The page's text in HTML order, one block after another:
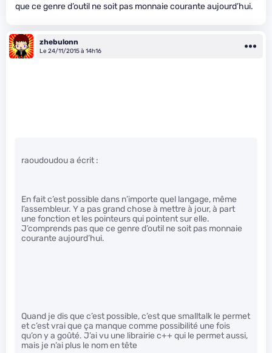
que ce genre d’outil ne soit pas monnaie courante aujourd’hui.
zhebulonn
Le 24/11/2015 à 14h16
raoudoudou a écrit :
En fait c’est possible dans n’importe quel langage, même
l’assembleur. Y a pas grand chose à mettre à jour, à part
une fonction et les pointeurs qui pointent sur elle.
J’comprends pas que ce genre d’outil ne soit pas monnaie
courante aujourd’hui.
Quand je dis que c’est possible, c’est que smalltalk le permet
et c’est vrai que ça manque comme possibilité une fois
qu’on y a goûté. J’ai vu une librairie c++ qui le permet aussi,
mais je n’ai plus le nom en tête